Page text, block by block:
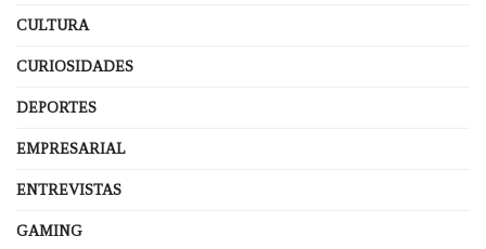
CULTURA
CURIOSIDADES
DEPORTES
EMPRESARIAL
ENTREVISTAS
GAMING